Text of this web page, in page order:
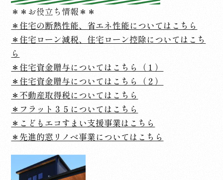
＊＊お役立ち情報＊＊
＊住宅の断熱性能、省エネ性能についてはこちら
＊住宅ローン減税、住宅ローン控除についてはこち
ら
＊住宅資金贈与についてはこちら（１）
＊住宅資金贈与についてはこちら（２）
＊不動産取得税についてはこちら
＊フラット３５についてはこちら
＊こどもエコすまい支援事業はこちら
＊先進的窓リノベ事業についてはこちら